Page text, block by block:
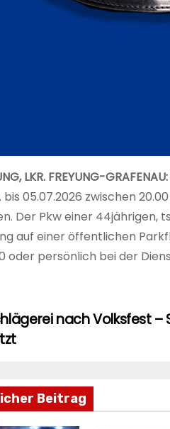
LKR. FREYUNG-GRAFENAU:
bis 05.07.2026 zwischen
Der Pkw einer 44jährigen,
auf einer öffentlichen
oder persönlich bei der
nach Volksfest –
Beitrag